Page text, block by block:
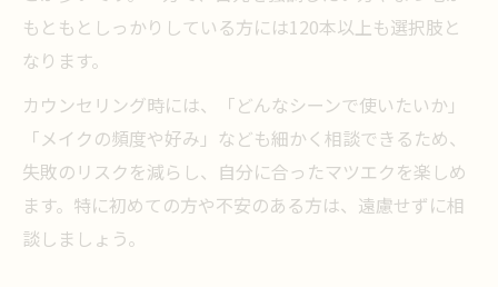
もともとしっかりしている方には120本以上も選択肢と
なります。
カウンセリング時には、「どんなシーンで使いたいか」
「メイクの頻度や好み」なども細かく相談できるため、
失敗のリスクを減らし、自分に合ったマツエクを楽しめ
ます。特に初めての方や不安のある方は、遠慮せずに相
談しましょう。